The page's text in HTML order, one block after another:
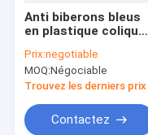
Anti biberons bleus
en plastique coliques
Bottle 240ml PPSU
Prix:negotiable
MOQ:Négociable
Trouvez les derniers prix
Contactez